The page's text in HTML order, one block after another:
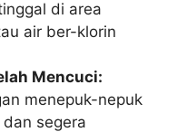
di area
air ber-klorin
Mencuci:
menepuk-nepuk
segera